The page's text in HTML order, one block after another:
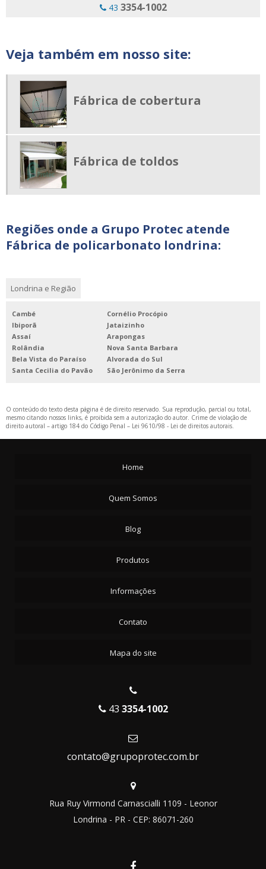
CAMERAS DE SEGURANÇA LONDRINA
DISTRIBUIDORA DE CÂMERAS DE SEGURANÇA LONDRINA
FABRICA DE TOLDO LONDRINA
FABRICA DE POLICARBONATO LONDRINA
ONDE COMPRAR CAMERAS DE SEGURANÇA EM LONDRINA
REFORMA DE TOLDO LONDRINA
CÂMERA EM LONDRINA
COBERTURA TERMOACÚSTICA PREÇO
43 3354-1002
Veja também em nosso site:
Fábrica de cobertura
Fábrica de toldos
Regiões onde a Grupo Protec atende
Fábrica de policarbonato londrina:
Londrina e Região
Cambé
Cornélio Procópio
Ibiporã
Jataizinho
Assaí
Arapongas
Rolândia
Nova Santa Barbara
Bela Vista do Paraíso
Alvorada do Sul
Santa Cecilia do Pavão
São Jerônimo da Serra
O conteúdo do texto desta página é de direito reservado. Sua reprodução, parcial ou total,
mesmo citando nossos links, é proibida sem a autorização do autor. Crime de violação de
direito autoral – artigo 184 do Código Penal – Lei 9610/98 - Lei de direitos autorais.
Home
Quem Somos
Blog
Produtos
Informações
Contato
Mapa do site
43 3354-1002
contato@grupoprotec.com.br
Rua Ruy Virmond Carnascialli 1109 - Leonor
Londrina - PR - CEP: 86071-260